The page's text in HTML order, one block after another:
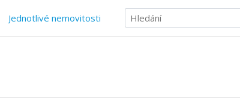
Jednotlivé nemovitosti